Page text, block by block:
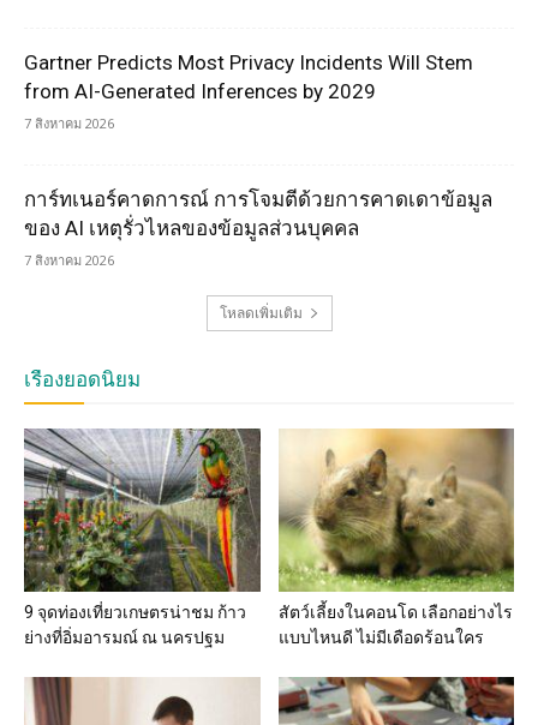
Gartner Predicts Most Privacy Incidents Will Stem
from AI-Generated Inferences by 2029
7 สิงหาคม 2026
การ์ทเนอร์คาดการณ์ การโจมตีด้วยการคาดเดาข้อมูล
ของ AI เหตุรั่วไหลของข้อมูลส่วนบุคคล
7 สิงหาคม 2026
โหลดเพิ่มเติม
เรื่องยอดนิยม
9 จุดท่องเที่ยวเกษตรน่าชม ก้าว
ย่างที่อิ่มอารมณ์ ณ นครปฐม
สัตว์เลี้ยงในคอนโด เลือกอย่างไร
แบบไหนดี ไม่มีเดือดร้อนใคร